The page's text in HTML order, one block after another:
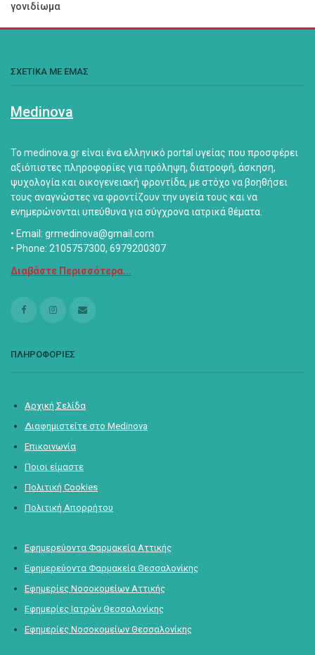
γονιδίωμα
ΣΧΕΤΙΚΑ ΜΕ ΕΜΑΣ
Medinova
Το medinova.gr είναι ένα ελληνικό portal υγείας που προσφέρει
αξιόπιστες πληροφορίες για πρόληψη, διατροφή, άσκηση,
ψυχολογία και οικογενειακή φροντίδα, με στόχο να βοηθήσει
τους αναγνώστες να φροντίζουν την υγεία τους και να
ενημερώνονται υπεύθυνα για σύγχρονα ιατρικά θέματα.
• Email: grmedinova@gmail.com
• Phone: 2105757300, 6979200307
Διαβάστε Περισσότερα...
ΠΛΗΡΟΦΟΡΙΕΣ
Αρχική Σελίδα
Διαφημιστείτε στο Medinova
Επικοινωνία
Ποιοι είμαστε
Πολιτική Cookies
Πολιτική Απορρήτου
Εφημερεύοντα Φαρμακεία Αττικής
Εφημερεύοντα Φαρμακεία Θεσσαλονίκης
Εφημερίες Νοσοκομείων Αττικής
Εφημερίες Ιατρών Θεσσαλονίκης
Εφημερίες Νοσοκομείων Θεσσαλονίκης